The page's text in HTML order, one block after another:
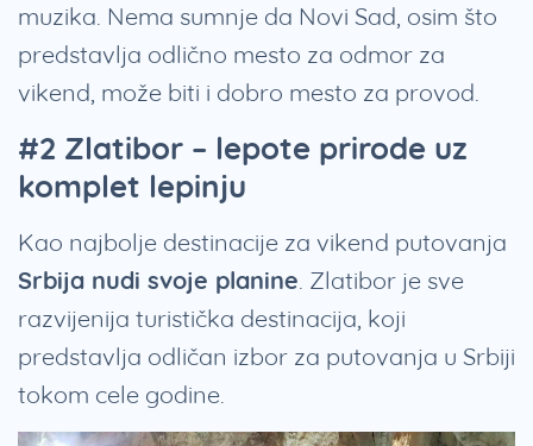
muzika. Nema sumnje da Novi Sad, osim što
predstavlja odlično mesto za odmor za
vikend, može biti i dobro mesto za provod.
#2 Zlatibor – lepote prirode uz
komplet lepinju
Kao najbolje destinacije za vikend putovanja
Srbija nudi svoje planine. Zlatibor je sve
razvijenija turistička destinacija, koji
predstavlja odličan izbor za putovanja u Srbiji
tokom cele godine.